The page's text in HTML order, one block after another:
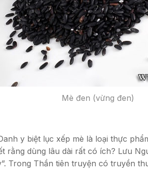
Mè đen (vừng đen)
y biệt lục xếp mè là loại thực
rằng dùng lâu dài rất có ích? Lưu
Trong Thần tiên truyện có truyền